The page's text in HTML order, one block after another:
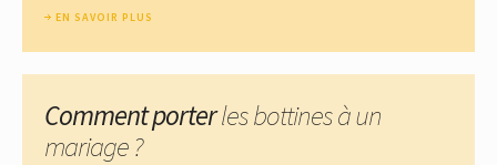
EN SAVOIR PLUS
Comment porterles bottines à un
mariage ?